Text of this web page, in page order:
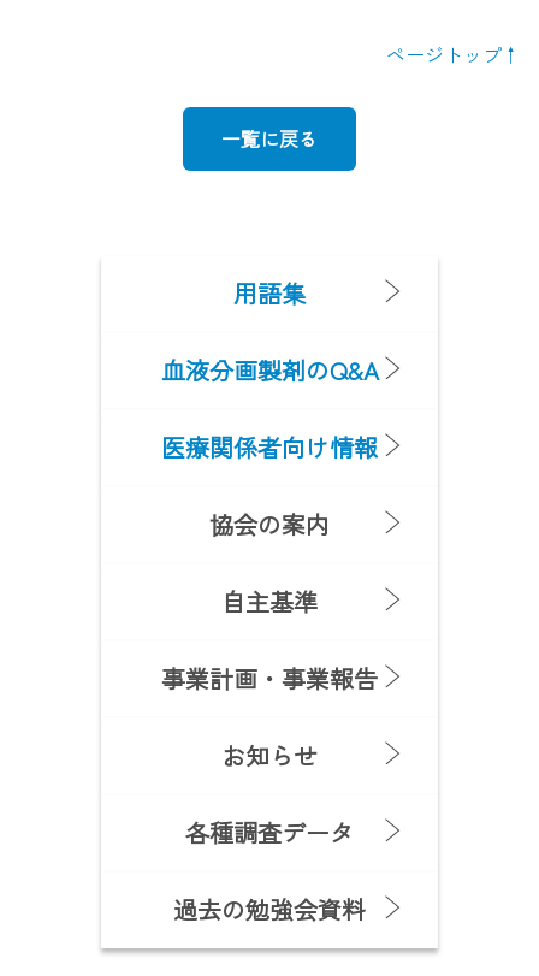
ページトップ
一覧に戻る
用語集
血液分画製剤のQ&A
医療関係者向け情報
協会の案内
自主基準
事業計画・事業報告
お知らせ
各種調査データ
過去の勉強会資料